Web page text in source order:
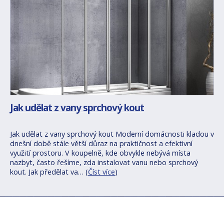
Jak udělat z vany sprchový kout
Jak udělat z vany sprchový kout Moderní domácnosti kladou v
dnešní době stále větší důraz na praktičnost a efektivní
využití prostoru. V koupelně, kde obvykle nebývá místa
nazbyt, často řešíme, zda instalovat vanu nebo sprchový
kout. Jak předělat va… (Číst více)